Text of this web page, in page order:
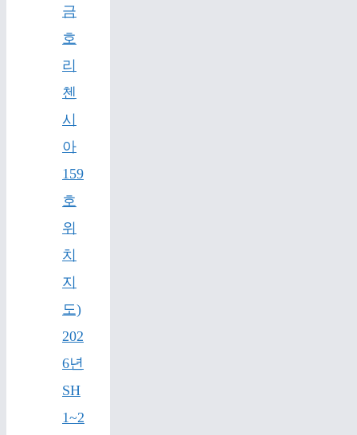
금
호
리
첸
시
아
159
호
위
치
지
도)
202
6년
SH
1~2